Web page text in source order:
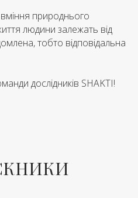
вміння природнього
людини залежать від
тобто відповідальна
дослідників SHAKTI!